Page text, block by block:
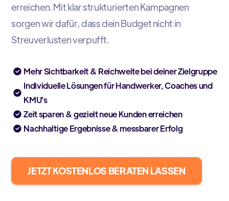
erreichen. Mit klar strukturierten Kampagnen
sorgen wir dafür, dass dein Budget nicht in
Streuverlusten verpufft.
Mehr Sichtbarkeit & Reichweite bei deiner Zielgruppe
Individuelle Lösungen für Handwerker, Coaches und
KMU's
Zeit sparen & gezielt neue Kunden erreichen
Nachhaltige Ergebnisse & messbarer Erfolg
JETZT KOSTENLOS BERATEN LASSEN